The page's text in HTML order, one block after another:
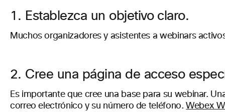
1. Establezca un objetivo claro.
Muchos organizadores y asistentes a webinars
2. Cree una página de acceso
Es importante que cree una base para su webinar.
correo electrónico y su número de teléfono.Webex